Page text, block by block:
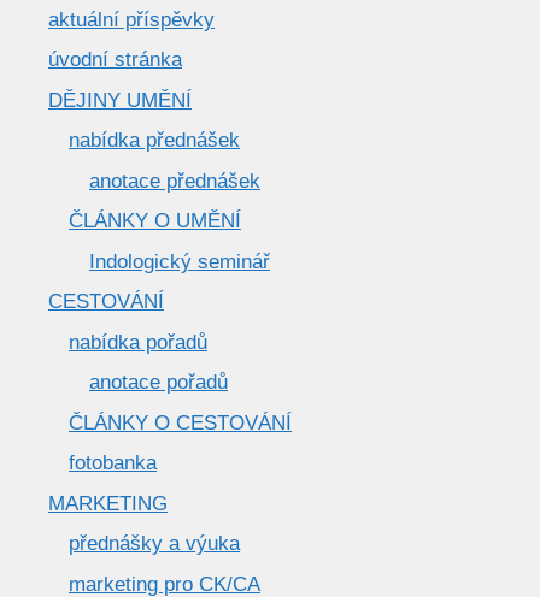
aktuální příspěvky
úvodní stránka
DĚJINY UMĚNÍ
nabídka přednášek
anotace přednášek
ČLÁNKY O UMĚNÍ
Indologický seminář
CESTOVÁNÍ
nabídka pořadů
anotace pořadů
ČLÁNKY O CESTOVÁNÍ
fotobanka
MARKETING
přednášky a výuka
marketing pro CK/CA